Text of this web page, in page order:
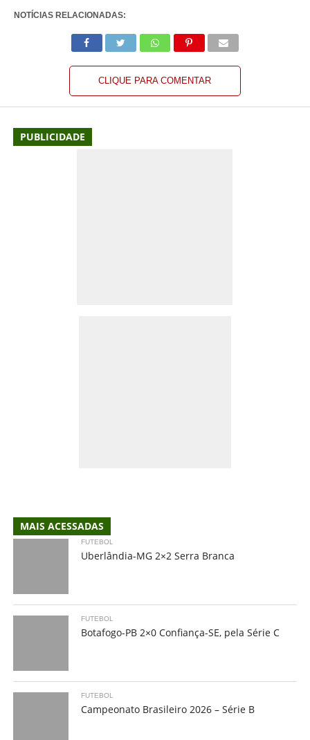
NOTÍCIAS RELACIONADAS:
CLIQUE PARA COMENTAR
PUBLICIDADE
MAIS ACESSADAS
FUTEBOL
Uberlândia-MG 2×2 Serra Branca
FUTEBOL
Botafogo-PB 2×0 Confiança-SE, pela Série C
FUTEBOL
Campeonato Brasileiro 2026 – Série B